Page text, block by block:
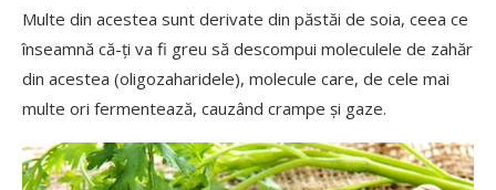
Multe din acestea sunt derivate din păstăi de soia, ceea ce
înseamnă că-ți va fi greu să descompui moleculele de zahăr
din acestea (oligozaharidele), molecule care, de cele mai
multe ori fermentează, cauzând crampe și gaze.